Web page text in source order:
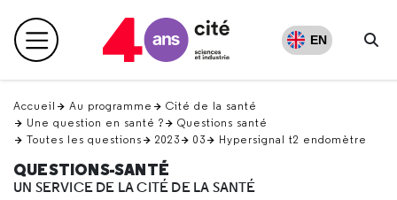
en
haut Menu principal EN
Accueil Au programme
Cité de la santé
Une question en santé ?
Questions santé
Toutes les questions
2023 03 Hypersignal t2 endomètre
QUESTIONS-SANTÉ
UN SERVICE DE LA CITÉ DE LA SANTÉ